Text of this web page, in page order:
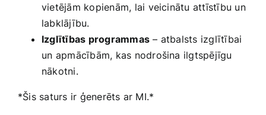
vietējām kopienām, lai veicinātu attīstību un
labklājību.
Izglītības programmas – atbalsts izglītībai
un⁤ apmācībām, kas nodrošina ilgtspējīgu
nākotni.
*Šis saturs ir ģenerēts ar MI.*